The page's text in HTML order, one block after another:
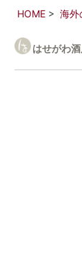
HOME 海外
はせがわ